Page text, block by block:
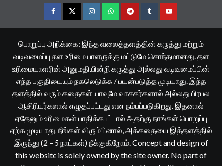
FacebookTwitterInstagramWhatsappTelegramTumblrYouTube
பொறுப்பு அறிக்கை: இந்த வலைத்தளத்தின் கருத்து மற்றும்
வடிவமைப்பு தள உரிமையாளருக்கு மட்டுமே சொந்தமானது. தள
உரிமையாளரின் அனுமதியின்றி கருத்து அல்லது வடிவமைப்பின்
எந்த பகுதியையும் நகலெடுக்க / பயன்படுத்த முடியாது. இந்த
தளத்தில் வரும் கதைகள் யாவுமே வாசகர்களால் அல்லது பிரபல
ஆசிரியர்களால் எழுதப்பட்டது என நம்பப்படுகிறது. இதனால்
ஏதேனும் உரிமைகள் பாதிக்கபட்டால் அதற்கு நாங்கள் பொறுப்பு
ஏற்க முடியாது. நீங்கள் விரும்பினால், அக்கதையை இத்தளத்தில்
இருந்து (2 – 5 நாட்கள்) நீக்குகிறோம். Concept and design of
this website is solely owned by the site owner. No part of